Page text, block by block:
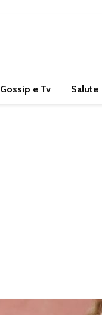
Gossip e Tv Salute